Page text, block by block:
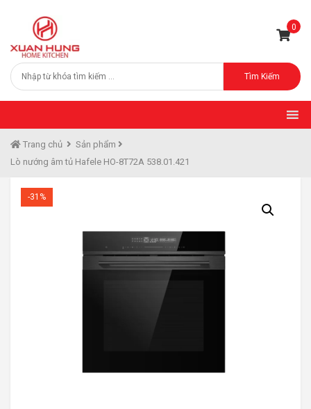
0
Tìm Kiếm
Trang chủ
Sản phẩm
Lò nướng âm tủ Hafele HO-8T72A 538.01.421
-31%